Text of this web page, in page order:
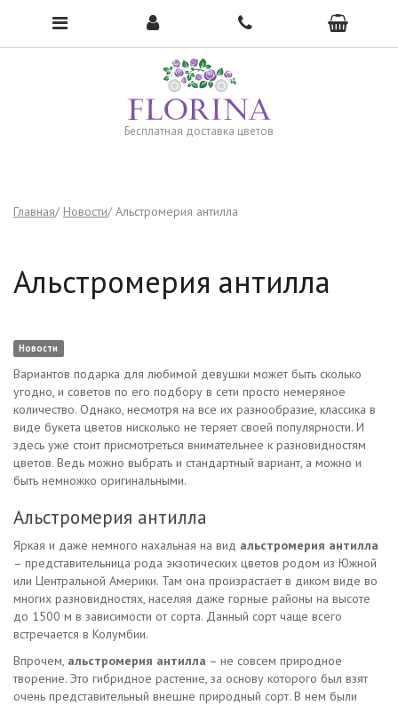
Бесплатная доставка цветов
Чтобы открыть меню, нажмите сюда →
Главная Новости Альстромерия антилла
Альстромерия антилла
Новости
Вариантов подарка для любимой девушки может быть сколько
угодно, и советов по его подбору в сети просто немеряное
количество. Однако, несмотря на все их разнообразие, классика в
виде букета цветов нисколько не теряет своей популярности. И
здесь уже стоит присмотреться внимательнее к разновидностям
цветов. Ведь можно выбрать и стандартный вариант, а можно и
быть немножко оригинальными.
Альстромерия антилла
Яркая и даже немного нахальная на вид альстромерия антилла
– представительница рода экзотических цветов родом из Южной
или Центральной Америки. Там она произрастает в диком виде во
многих разновидностях, населяя даже горные районы на высоте
до 1500 м в зависимости от сорта. Данный сорт чаще всего
встречается в Колумбии.
Впрочем, альстромерия антилла – не совсем природное
творение. Это гибридное растение, за основу которого был взят
очень представительный внешне природный сорт. В нем были